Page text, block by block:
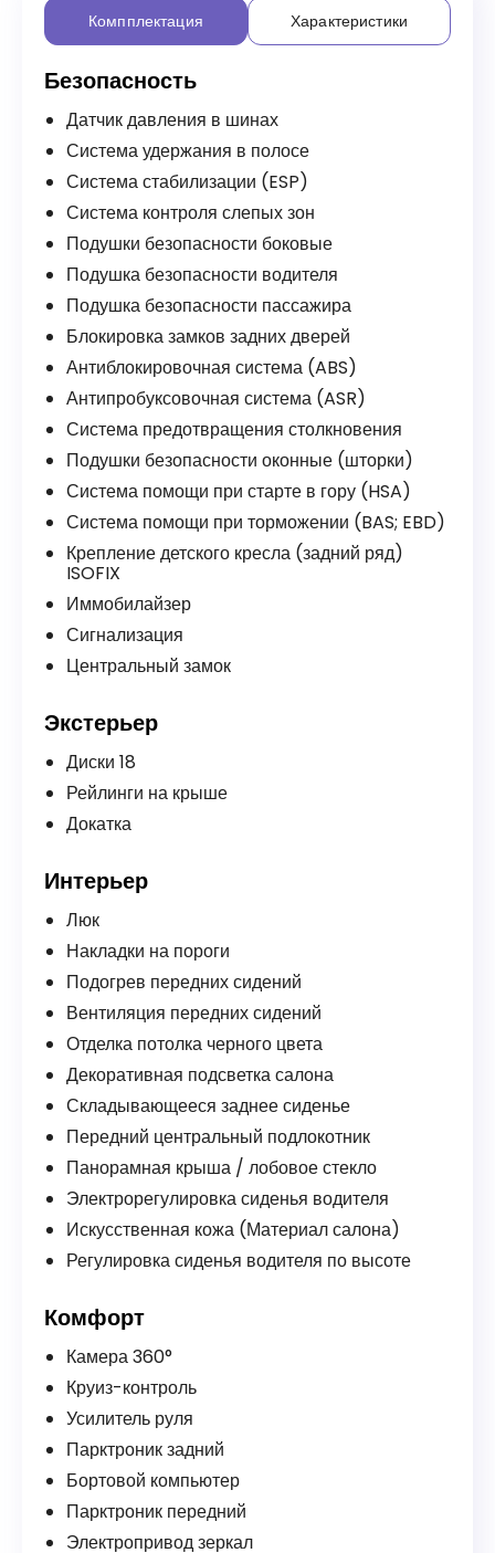
Компплектация Характеристики
Безопасность
Датчик давления в шинах
Система удержания в полосе
Система стабилизации (ESP)
Система контроля слепых зон
Подушки безопасности боковые
Подушка безопасности водителя
Подушка безопасности пассажира
Блокировка замков задних дверей
Антиблокировочная система (ABS)
Антипробуксовочная система (ASR)
Система предотвращения столкновения
Подушки безопасности оконные (шторки)
Система помощи при старте в гору (HSA)
Система помощи при торможении (BAS; EBD)
Крепление детского кресла (задний ряд)
ISOFIX
Иммобилайзер
Сигнализация
Центральный замок
Экстерьер
Диски 18
Рейлинги на крыше
Докатка
Интерьер
Люк
Накладки на пороги
Подогрев передних сидений
Вентиляция передних сидений
Отделка потолка черного цвета
Декоративная подсветка салона
Складывающееся заднее сиденье
Передний центральный подлокотник
Панорамная крыша / лобовое стекло
Электрорегулировка сиденья водителя
Искусственная кожа (Материал салона)
Регулировка сиденья водителя по высоте
Комфорт
Камера 360°
Круиз-контроль
Усилитель руля
Парктроник задний
Бортовой компьютер
Парктроник передний
Электропривод зеркал